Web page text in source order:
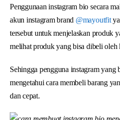
Penggunaan instagram bio secara
akun instagram brand @mayoutfit
tersebut untuk menjelaskan produk
melihat produk yang bisa dibeli oleh
Sehingga pengguna instagram yang
mengetahui cara membeli barang
dan cepat.